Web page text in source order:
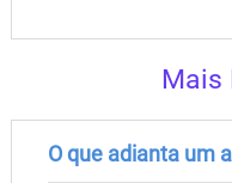
Mais
O que adianta um